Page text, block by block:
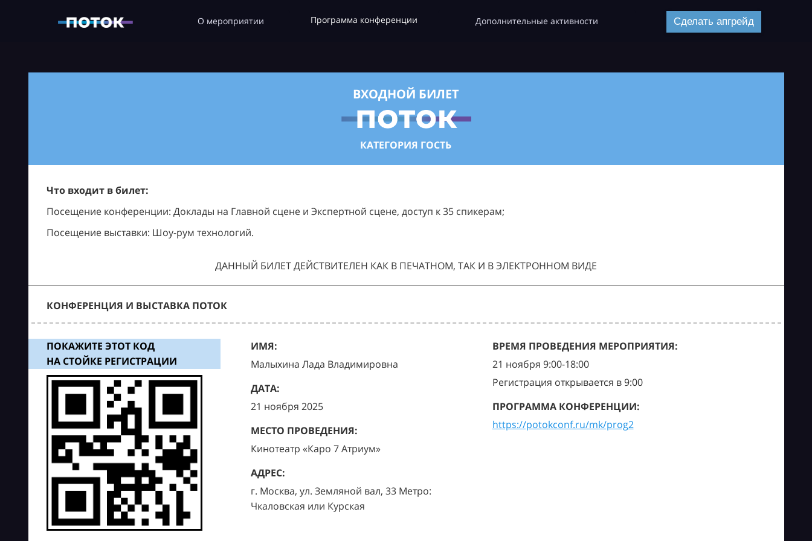
О мероприятии Программа конференции Дополнительные активности Сделать апгрейд
ВХОДНОЙ БИЛЕТ
КАТЕГОРИЯ ГОСТЬ
Что входит в билет:
Посещение конференции: Доклады на Главной сцене и Экспертной сцене, доступ к 35 спикерам;
Посещение выставки: Шоу-рум технологий.
ДАННЫЙ БИЛЕТ ДЕЙСТВИТЕЛЕН КАК В ПЕЧАТНОМ, ТАК И В ЭЛЕКТРОННОМ ВИДЕ
КОНФЕРЕНЦИЯ И ВЫСТАВКА ПОТОК
ПОКАЖИТЕ ЭТОТ КОД
НА СТОЙКЕ РЕГИСТРАЦИИ
ИМЯ:
Малыхина Лада Владимировна
ДАТА:
21 ноября 2025
МЕСТО ПРОВЕДЕНИЯ:
Кинотеатр «Каро 7 Атриум»
АДРЕС:
г. Москва, ул. Земляной вал, 33 Метро:
Чкаловская или Курская
ВРЕМЯ ПРОВЕДЕНИЯ МЕРОПРИЯТИЯ:
21 ноября 9:00-18:00
Регистрация открывается в 9:00
ПРОГРАММА КОНФЕРЕНЦИИ:
https://potokconf.ru/mk/prog2